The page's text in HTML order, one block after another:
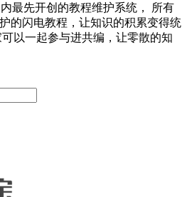
最先开创的教程维护系统， 所有
的闪电教程，让知识的积累变得统
以一起参与进共编，让零散的知